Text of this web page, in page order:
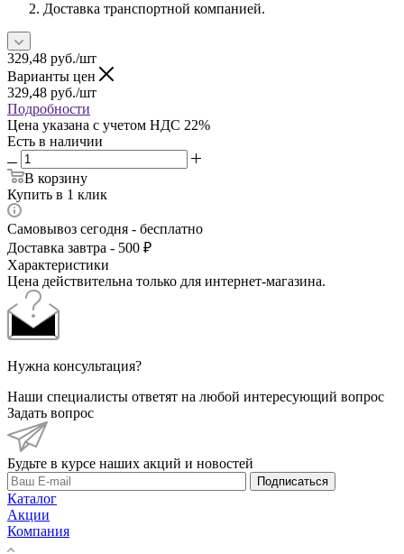
Доставка транспортной компанией.
329,48 руб./шт
Варианты цен
329,48 руб./шт
Подробности
Цена указана с учетом НДС 22%
Есть в наличии
В корзину
Купить в 1 клик
Самовывоз сегодня - бесплатно
Доставка завтра - 500 ₽
Характеристики
Цена действительна только для интернет-магазина.
Нужна консультация?
Наши специалисты ответят на любой интересующий вопрос
Задать вопрос
Будьте в курсе наших акций и новостей
Подписаться
Каталог
Акции
Компания